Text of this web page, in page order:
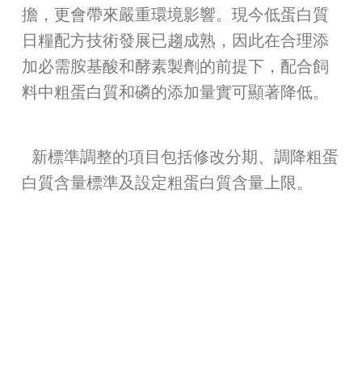
擔，更會帶來嚴重環境影響。現今低蛋白質
日糧配方技術發展已趨成熟，因此在合理添
加必需胺基酸和酵素製劑的前提下，配合飼
料中粗蛋白質和磷的添加量實可顯著降低。
新標準調整的項目包括修改分期、調降粗蛋
白質含量標準及設定粗蛋白質含量上限。